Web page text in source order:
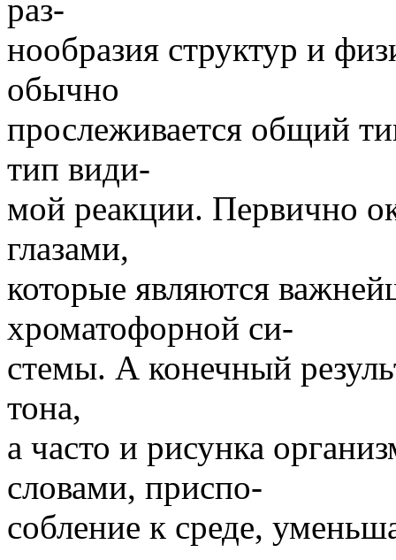
раз-
нообразия структур и
обычно
прослеживается общий
тип види-
мой реакции. Первично
глазами,
которые являются
хроматофорной си-
стемы. А конечный
тона,
а часто и рисунка
словами, приспо-
собление к среде,